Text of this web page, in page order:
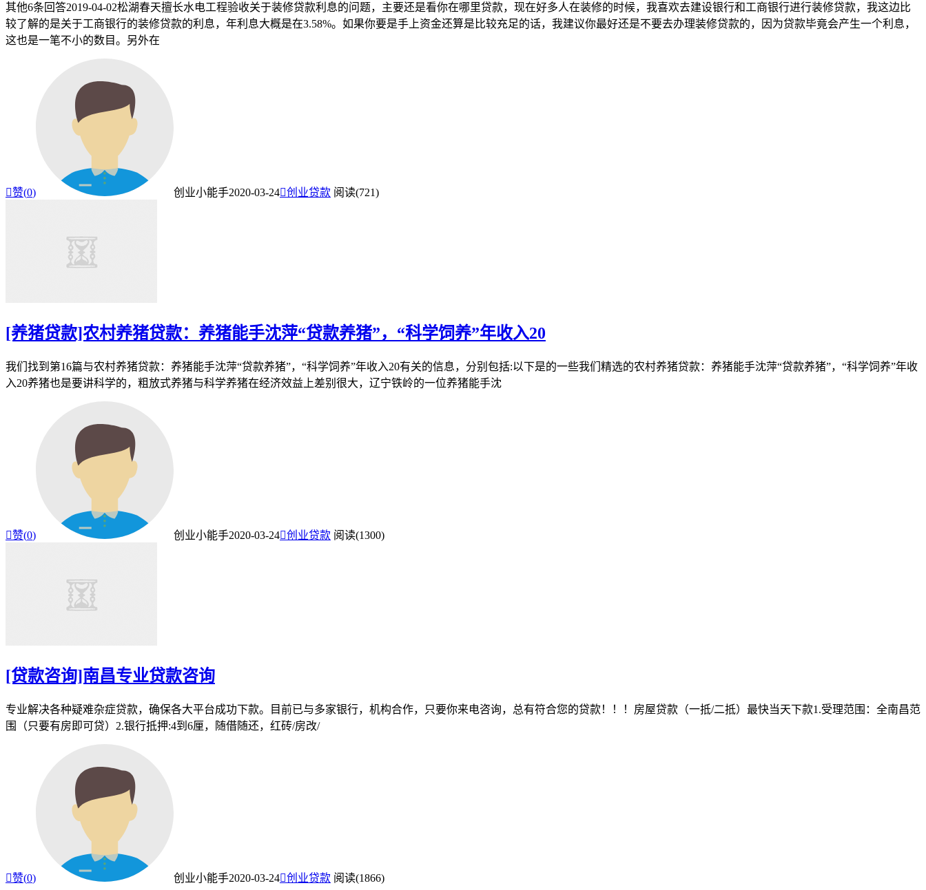
其他6条回答2019-04-02松湖春天擅长水电工程验收关于装修贷款利息的问题，主要还是看你在哪里贷款，现在好多人在装修的时候，我喜欢去建设银行和工商银行进行装修贷款，我这边比
较了解的是关于工商银行的装修贷款的利息，年利息大概是在3.58%。如果你要是手上资金还算是比较充足的话，我建议你最好还是不要去办理装修贷款的，因为贷款毕竟会产生一个利息，
这也是一笔不小的数目。另外在
赞(0) 创业小能手2020-03-24创业贷款 阅读(721)
[养猪贷款]农村养猪贷款：养猪能手沈萍“贷款养猪”，“科学饲养”年收入20
我们找到第16篇与农村养猪贷款：养猪能手沈萍“贷款养猪”，“科学饲养”年收入20有关的信息，分别包括:以下是的一些我们精选的农村养猪贷款：养猪能手沈萍“贷款养猪”，“科学饲养”年收
入20养猪也是要讲科学的，粗放式养猪与科学养猪在经济效益上差别很大，辽宁铁岭的一位养猪能手沈
赞(0) 创业小能手2020-03-24创业贷款 阅读(1300)
[贷款咨询]南昌专业贷款咨询
专业解决各种疑难杂症贷款，确保各大平台成功下款。目前已与多家银行，机构合作，只要你来电咨询，总有符合您的贷款！！！房屋贷款（一抵/二抵）最快当天下款1.受理范围：全南昌范
围（只要有房即可贷）2.银行抵押:4到6厘，随借随还，红砖/房改/
赞(0) 创业小能手2020-03-24创业贷款 阅读(1866)